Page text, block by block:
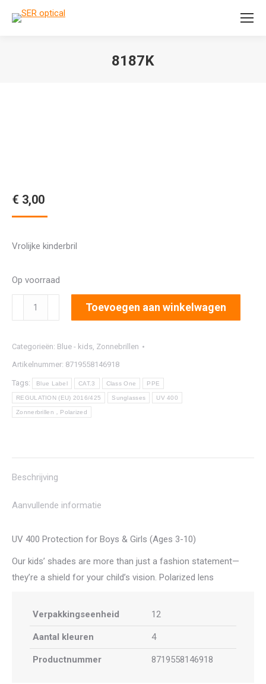
Search:
8187K
€ 3,00
Vrolijke kinderbril
Op voorraad
8187K
aantal
Toevoegen aan winkelwagen
Categorieën: Blue - kids, Zonnebrillen
Artikelnummer: 8719558146918
Tags: Blue Label CAT.3 Class One PPE
REGULATION (EU) 2016/425 Sunglasses UV 400
Zonnerbrillen，Polarized
Beschrijving
Aanvullende informatie
UV 400 Protection for Boys & Girls (Ages 3-10)
Our kids’ shades are more than just a fashion statement—
they’re a shield for your child’s vision. Polarized lens
Verpakkingseenheid 12
Aantal kleuren 4
Productnummer 8719558146918